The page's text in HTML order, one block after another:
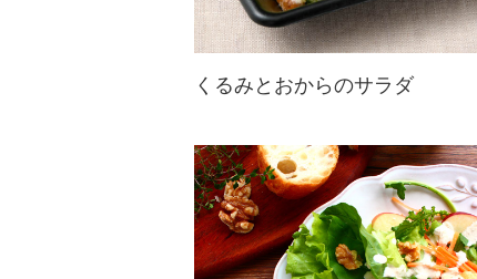
おからをフレッシュサラダ風に。
くるみを入れて、食感よく、風味も
香ばしく。
くるみとおからのサラダ